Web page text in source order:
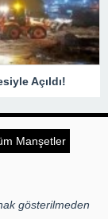
Açıldı!
Manşetler
gösterilmeden